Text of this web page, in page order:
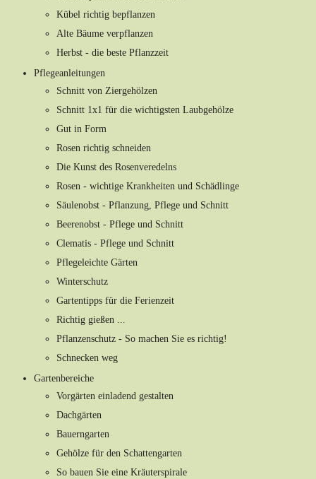
Kübel richtig bepflanzen
Alte Bäume verpflanzen
Herbst - die beste Pflanzzeit
Pflegeanleitungen
Schnitt von Ziergehölzen
Schnitt 1x1 für die wichtigsten Laubgehölze
Gut in Form
Rosen richtig schneiden
Die Kunst des Rosenveredelns
Rosen - wichtige Krankheiten und Schädlinge
Säulenobst - Pflanzung, Pflege und Schnitt
Beerenobst - Pflege und Schnitt
Clematis - Pflege und Schnitt
Pflegeleichte Gärten
Winterschutz
Gartentipps für die Ferienzeit
Richtig gießen ...
Pflanzenschutz - So machen Sie es richtig!
Schnecken weg
Gartenbereiche
Vorgärten einladend gestalten
Dachgärten
Bauerngarten
Gehölze für den Schattengarten
So bauen Sie eine Kräuterspirale